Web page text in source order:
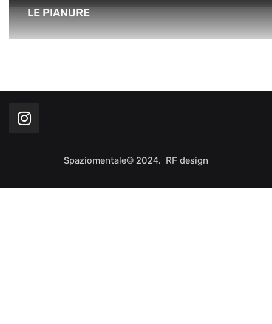
LE PIANURE
Spaziomentale© 2024. RF design